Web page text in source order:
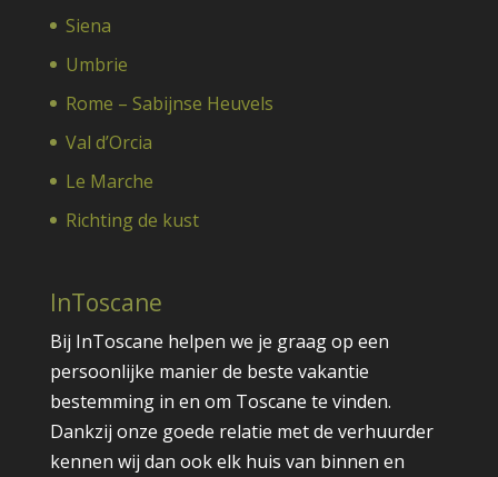
Siena
Umbrie
Rome – Sabijnse Heuvels
Val d’Orcia
Le Marche
Richting de kust
InToscane
Bij InToscane helpen we je graag op een
persoonlijke manier de beste vakantie
bestemming in en om Toscane te vinden.
Dankzij onze goede relatie met de verhuurder
kennen wij dan ook elk huis van binnen en